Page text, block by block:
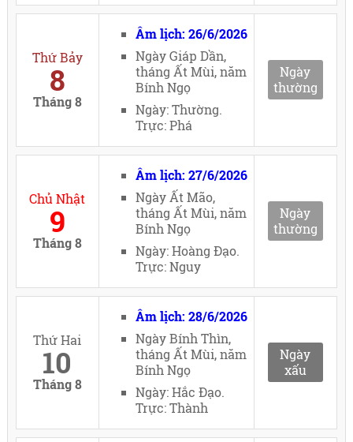
Thứ Bảy
8
Tháng 8
Âm lịch: 26/6/2026
Ngày Giáp Dần,
tháng Ất Mùi, năm
Bính Ngọ
Ngày: Thường.
Trực: Phá
Ngày
thường
Chủ Nhật
9
Tháng 8
Âm lịch: 27/6/2026
Ngày Ất Mão,
tháng Ất Mùi, năm
Bính Ngọ
Ngày: Hoàng Đạo.
Trực: Nguy
Ngày
thường
Thứ Hai
10
Tháng 8
Âm lịch: 28/6/2026
Ngày Bính Thìn,
tháng Ất Mùi, năm
Bính Ngọ
Ngày: Hắc Đạo.
Trực: Thành
Ngày
xấu